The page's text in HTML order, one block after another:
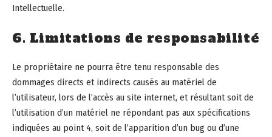
Intellectuelle.
6. Limitations de responsabilité
Le propriétaire ne pourra être tenu responsable des
dommages directs et indirects causés au matériel de
l’utilisateur, lors de l’accès au site internet, et résultant soit de
l’utilisation d’un matériel ne répondant pas aux spécifications
indiquées au point 4, soit de l’apparition d’un bug ou d’une